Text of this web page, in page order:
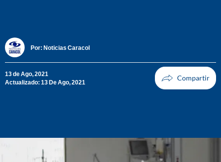
Por: Noticias Caracol
13 de Ago, 2021
Actualizado: 13 De Ago, 2021